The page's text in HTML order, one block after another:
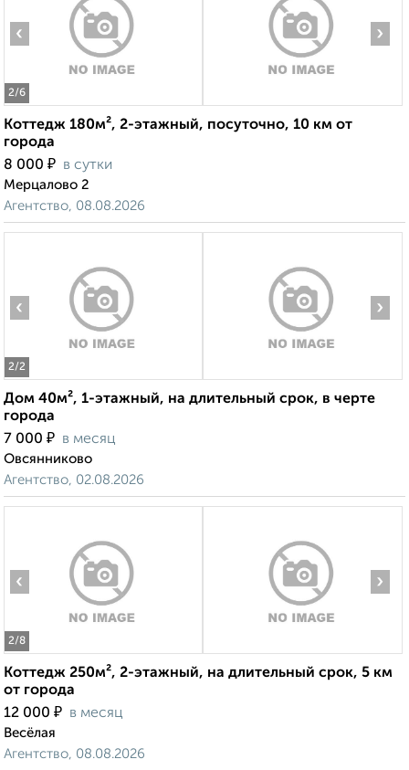
2/6
‹ ›
Коттедж 180м², 2-этажный, посуточно, 10 км от
города
8 000 ₽ в сутки
Мерцалово 2
Агентство, 08.08.2026
2/2
‹ ›
Дом 40м², 1-этажный, на длительный срок, в черте
города
7 000 ₽ в месяц
Овсянниково
Агентство, 02.08.2026
2/8
‹ ›
Коттедж 250м², 2-этажный, на длительный срок, 5 км
от города
12 000 ₽ в месяц
Весёлая
Агентство, 08.08.2026